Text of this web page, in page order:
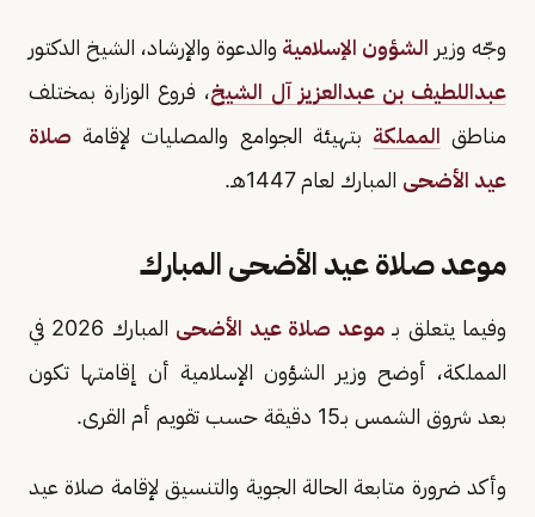
وجّه وزير الشؤون الإسلامية والدعوة والإرشاد، الشيخ الدكتور
عبداللطيف بن عبدالعزيز آل الشيخ، فروع الوزارة بمختلف
مناطق المملكة بتهيئة الجوامع والمصليات لإقامة صلاة
عيد الأضحى المبارك لعام 1447هـ.
موعد صلاة ‎عيد الأضحى المبارك
وفيما يتعلق بـموعد صلاة ‎عيد الأضحى
المبارك 2026 في
المملكة، أوضح وزير الشؤون الإسلامية أن إقامتها تكون
بعد شروق الشمس بـ15 دقيقة حسب تقويم أم القرى.
وأكد ضرورة متابعة الحالة الجوية والتنسيق لإقامة صلاة ‎عيد